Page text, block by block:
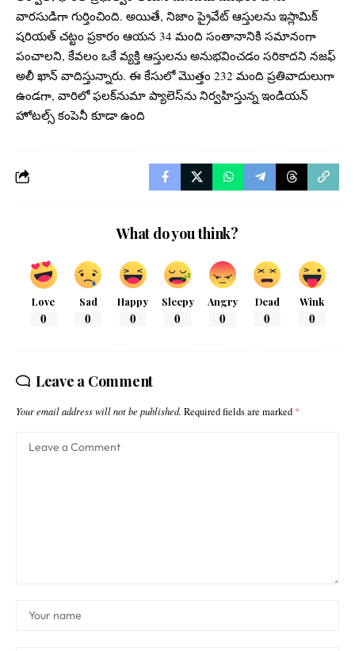
వారసుడిగా గుర్తించింది. అయితే, నిజాం ప్రైవేట్ ఆస్తులను ఇస్లామిక్
షరియత్ చట్టం ప్రకారం ఆయన 34 మంది సంతానానికి సమానంగా
పంచాలని, కేవలం ఒకే వ్యక్తి ఆస్తులను అనుభవించడం సరికాదని నజఫ్
అలీ ఖాన్ వాదిస్తున్నారు. ఈ కేసులో మొత్తం 232 మంది ప్రతివాదులుగా
ఉండగా, వారిలో ఫలక్‌నుమా ప్యాలెస్‌ను నిర్వహిస్తున్న ఇండియన్
హోటల్స్ కంపెనీ కూడా ఉంది
What do you think?
Love
0
Sad
0
Happy
0
Sleepy
0
Angry
0
Dead
0
Wink
0
Leave a Comment
Your email address will not be published. Required fields are marked *